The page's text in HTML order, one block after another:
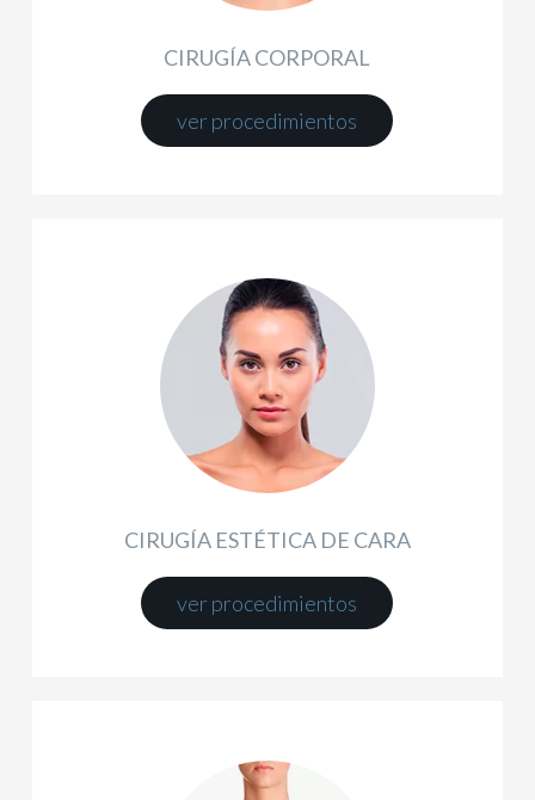
CIRUGÍA CORPORAL
ver procedimientos
CIRUGÍA ESTÉTICA DE CARA
ver procedimientos